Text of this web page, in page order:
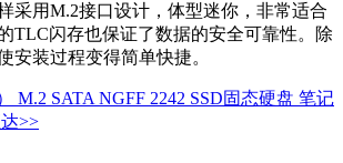
采用M.2接口设计，体型迷你，非常适合
TLC闪存也保证了数据的安全可靠性。除
安装过程变得简单快捷。
M.2 SATA NGFF 2242 SSD固态硬盘 笔记
>>